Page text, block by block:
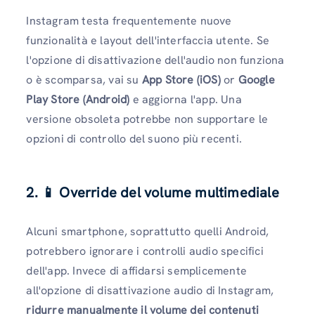
Instagram testa frequentemente nuove
funzionalità e layout dell'interfaccia utente. Se
l'opzione di disattivazione dell'audio non funziona
o è scomparsa, vai su App Store (iOS)or Google
Play Store (Android) e aggiorna l'app. Una
versione obsoleta potrebbe non supportare le
opzioni di controllo del suono più recenti.
2. 📱 Override del volume multimediale
Alcuni smartphone, soprattutto quelli Android,
potrebbero ignorare i controlli audio specifici
dell'app. Invece di affidarsi semplicemente
all'opzione di disattivazione audio di Instagram,
ridurre manualmente il volume dei contenuti